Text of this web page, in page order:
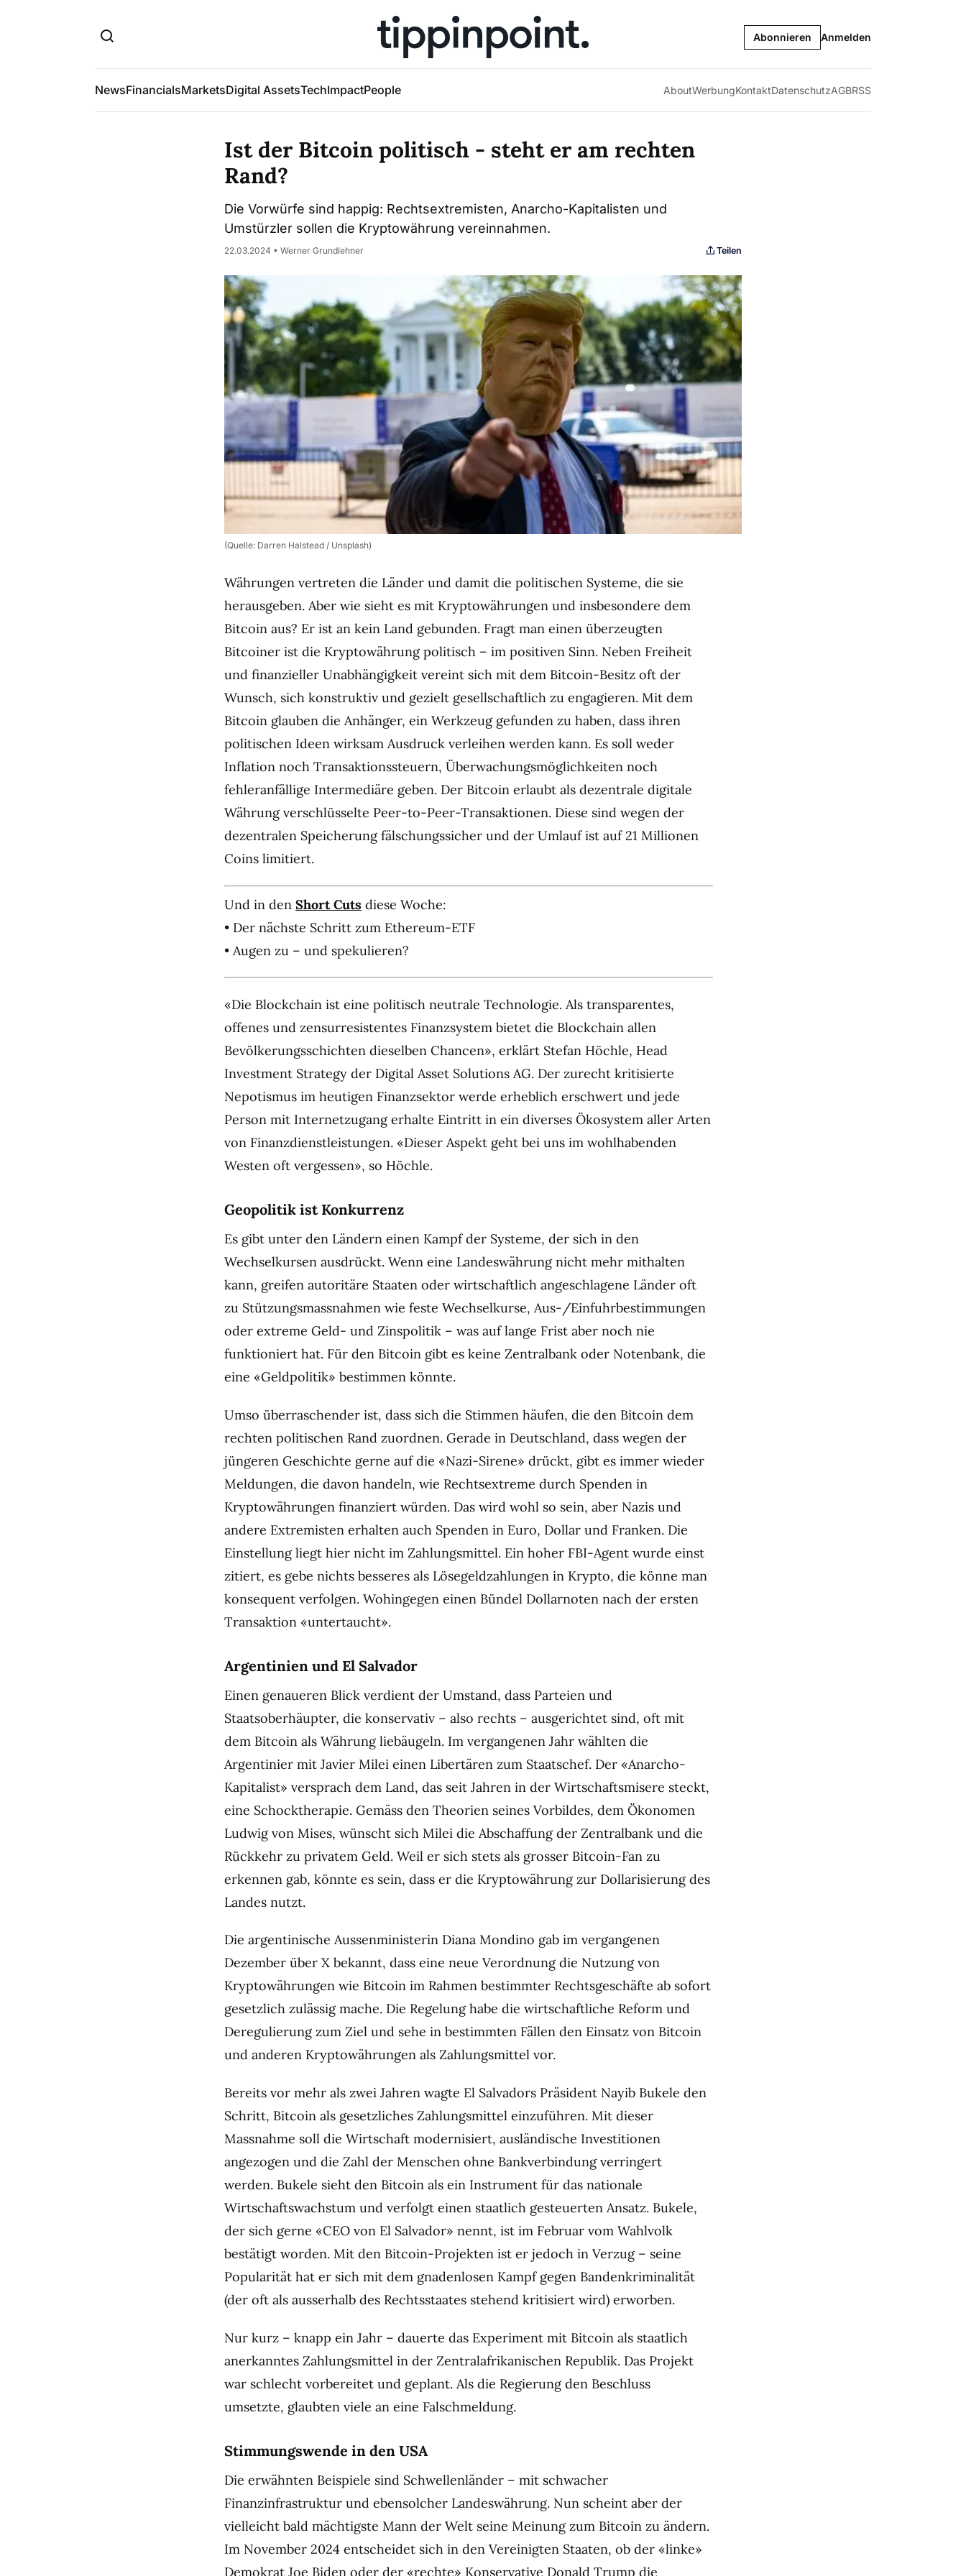
Abonnieren Anmelden
NewsFinancialsMarketsDigital AssetsTechImpactPeople AboutWerbungKontaktDatenschutzAGBRSS
Ist der Bitcoin politisch - steht er am rechten
Rand?
Die Vorwürfe sind happig: Rechtsextremisten, Anarcho-Kapitalisten und
Umstürzler sollen die Kryptowährung vereinnahmen.
22.03.2024 • Werner Grundlehner Teilen
(Quelle: Darren Halstead / Unsplash)
Währungen vertreten die Länder und damit die politischen Systeme, die sie
herausgeben. Aber wie sieht es mit Kryptowährungen und insbesondere dem
Bitcoin aus? Er ist an kein Land gebunden. Fragt man einen überzeugten
Bitcoiner ist die Kryptowährung politisch – im positiven Sinn. Neben Freiheit
und finanzieller Unabhängigkeit vereint sich mit dem Bitcoin-Besitz oft der
Wunsch, sich konstruktiv und gezielt gesellschaftlich zu engagieren. Mit dem
Bitcoin glauben die Anhänger, ein Werkzeug gefunden zu haben, dass ihren
politischen Ideen wirksam Ausdruck verleihen werden kann. Es soll weder
Inflation noch Transaktionssteuern, Überwachungsmöglichkeiten noch
fehleranfällige Intermediäre geben. Der Bitcoin erlaubt als dezentrale digitale
Währung verschlüsselte Peer-to-Peer-Transaktionen. Diese sind wegen der
dezentralen Speicherung fälschungssicher und der Umlauf ist auf 21 Millionen
Coins limitiert.
Und in den Short Cuts diese Woche:
• Der nächste Schritt zum Ethereum-ETF
• Augen zu – und spekulieren?
«Die Blockchain ist eine politisch neutrale Technologie. Als transparentes,
offenes und zensurresistentes Finanzsystem bietet die Blockchain allen
Bevölkerungsschichten dieselben Chancen», erklärt Stefan Höchle, Head
Investment Strategy der Digital Asset Solutions AG. Der zurecht kritisierte
Nepotismus im heutigen Finanzsektor werde erheblich erschwert und jede
Person mit Internetzugang erhalte Eintritt in ein diverses Ökosystem aller Arten
von Finanzdienstleistungen. «Dieser Aspekt geht bei uns im wohlhabenden
Westen oft vergessen», so Höchle.
Geopolitik ist Konkurrenz
Es gibt unter den Ländern einen Kampf der Systeme, der sich in den
Wechselkursen ausdrückt. Wenn eine Landeswährung nicht mehr mithalten
kann, greifen autoritäre Staaten oder wirtschaftlich angeschlagene Länder oft
zu Stützungsmassnahmen wie feste Wechselkurse, Aus-/Einfuhrbestimmungen
oder extreme Geld- und Zinspolitik – was auf lange Frist aber noch nie
funktioniert hat. Für den Bitcoin gibt es keine Zentralbank oder Notenbank, die
eine «Geldpolitik» bestimmen könnte.
Umso überraschender ist, dass sich die Stimmen häufen, die den Bitcoin dem
rechten politischen Rand zuordnen. Gerade in Deutschland, dass wegen der
jüngeren Geschichte gerne auf die «Nazi-Sirene» drückt, gibt es immer wieder
Meldungen, die davon handeln, wie Rechtsextreme durch Spenden in
Kryptowährungen finanziert würden. Das wird wohl so sein, aber Nazis und
andere Extremisten erhalten auch Spenden in Euro, Dollar und Franken. Die
Einstellung liegt hier nicht im Zahlungsmittel. Ein hoher FBI-Agent wurde einst
zitiert, es gebe nichts besseres als Lösegeldzahlungen in Krypto, die könne man
konsequent verfolgen. Wohingegen einen Bündel Dollarnoten nach der ersten
Transaktion «untertaucht».
Argentinien und El Salvador
Einen genaueren Blick verdient der Umstand, dass Parteien und
Staatsoberhäupter, die konservativ – also rechts – ausgerichtet sind, oft mit
dem Bitcoin als Währung liebäugeln. Im vergangenen Jahr wählten die
Argentinier mit Javier Milei einen Libertären zum Staatschef. Der «Anarcho-
Kapitalist» versprach dem Land, das seit Jahren in der Wirtschaftsmisere steckt,
eine Schocktherapie. Gemäss den Theorien seines Vorbildes, dem Ökonomen
Ludwig von Mises, wünscht sich Milei die Abschaffung der Zentralbank und die
Rückkehr zu privatem Geld. Weil er sich stets als grosser Bitcoin-Fan zu
erkennen gab, könnte es sein, dass er die Kryptowährung zur Dollarisierung des
Landes nutzt.
Die argentinische Aussenministerin Diana Mondino gab im vergangenen
Dezember über X bekannt, dass eine neue Verordnung die Nutzung von
Kryptowährungen wie Bitcoin im Rahmen bestimmter Rechtsgeschäfte ab sofort
gesetzlich zulässig mache. Die Regelung habe die wirtschaftliche Reform und
Deregulierung zum Ziel und sehe in bestimmten Fällen den Einsatz von Bitcoin
und anderen Kryptowährungen als Zahlungsmittel vor.
Bereits vor mehr als zwei Jahren wagte El Salvadors Präsident Nayib Bukele den
Schritt, Bitcoin als gesetzliches Zahlungsmittel einzuführen. Mit dieser
Massnahme soll die Wirtschaft modernisiert, ausländische Investitionen
angezogen und die Zahl der Menschen ohne Bankverbindung verringert
werden. Bukele sieht den Bitcoin als ein Instrument für das nationale
Wirtschaftswachstum und verfolgt einen staatlich gesteuerten Ansatz. Bukele,
der sich gerne «CEO von El Salvador» nennt, ist im Februar vom Wahlvolk
bestätigt worden. Mit den Bitcoin-Projekten ist er jedoch in Verzug – seine
Popularität hat er sich mit dem gnadenlosen Kampf gegen Bandenkriminalität
(der oft als ausserhalb des Rechtsstaates stehend kritisiert wird) erworben.
Nur kurz – knapp ein Jahr – dauerte das Experiment mit Bitcoin als staatlich
anerkanntes Zahlungsmittel in der Zentralafrikanischen Republik. Das Projekt
war schlecht vorbereitet und geplant. Als die Regierung den Beschluss
umsetzte, glaubten viele an eine Falschmeldung.
Stimmungswende in den USA
Die erwähnten Beispiele sind Schwellenländer – mit schwacher
Finanzinfrastruktur und ebensolcher Landeswährung. Nun scheint aber der
vielleicht bald mächtigste Mann der Welt seine Meinung zum Bitcoin zu ändern.
Im November 2024 entscheidet sich in den Vereinigten Staaten, ob der «linke»
Demokrat Joe Biden oder der «rechte» Konservative Donald Trump die